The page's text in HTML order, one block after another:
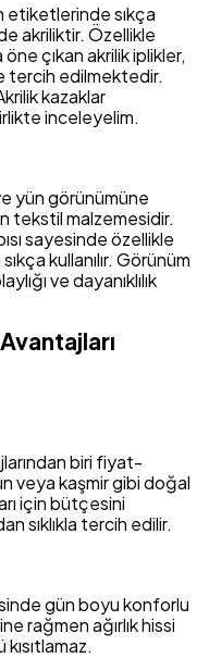
etiketlerinde sıkça
akriliktir. Özellikle
öne çıkan akrilik iplikler,
tercih edilmektedir.
kazaklar
inceleyelim.
yün görünümüne
tekstil malzemesidir.
sayesinde özellikle
kullanılır. Görünüm
ve dayanıklılık
biri fiyat-
veya kaşmir gibi doğal
için bütçesini
sıklıkla tercih edilir.
gün boyu konforlu
rağmen ağırlık hissi